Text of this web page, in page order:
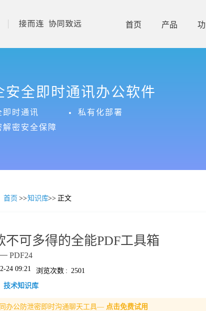
首页 产品
安全即时通讯办公软件
即时通讯
私有化部署
解密安全保障
首页 >>知识库>> 正文
不可多得的全能PDF工具箱
PDF24
24 09:21 浏览次数 : 2501
技术知识库
办公防泄密即时沟通聊天工具— 点击免费试用